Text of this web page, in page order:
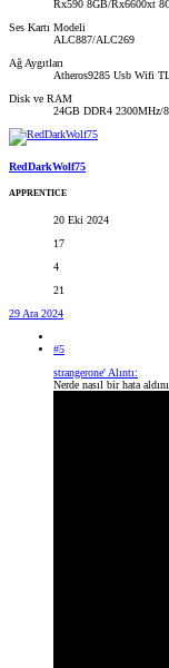
Rx590 8GB/Rx6600xt
Ses Kartı Modeli
ALC887/ALC269
Ağ Aygıtları
Atheros9285 Usb Wifi
Disk ve RAM
24GB DDR4 2300MHz/
RedDarkWolf75
APPRENTICE
20 Eki 2024
17
4
21
29 Ara 2024
#5
strangerone' Alıntı:
Nerde nasıl bir hata